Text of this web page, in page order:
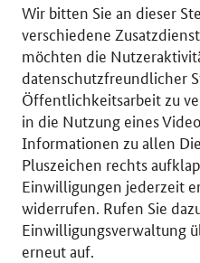
© 2026 Bundesministerium
RSS
Benutzerhinweise
Impressum
Barrierefreiheit
Einwilligungsverwaltung
Wir bitten Sie an dieser
verschiedene
möchten die
datenschutzfreundlicher
Öffentlichkeitsarbeit zu
in die Nutzung eines
Informationen zu allen
Pluszeichen rechts
Einwilligungen jederzeit
widerrufen. Rufen Sie
Einwilligungsverwaltung
erneut auf.